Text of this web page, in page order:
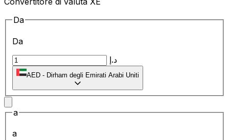
Da
Da
د.إ
AED - Dirham degli Emirati Arabi Uniti
a
a